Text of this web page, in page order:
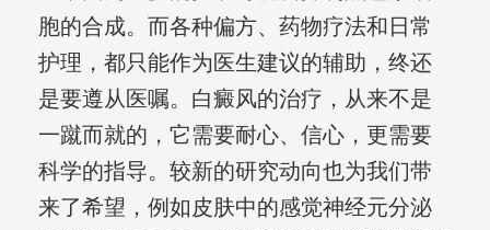
胞的合成。而各种偏方、药物疗法和日常
护理，都只能作为医生建议的辅助，终还
是要遵从医嘱。白癜风的治疗，从来不是
一蹴而就的，它需要耐心、信心，更需要
科学的指导。较新的研究动向也为我们带
来了希望，例如皮肤中的感觉神经元分泌